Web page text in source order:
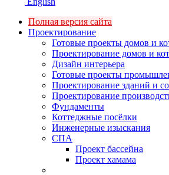
Полная версия сайта
Проектирование
Готовые проекты домов и
Проектирование домов и
Дизайн интерьера
Готовые проекты
Проектирование зданий и
Проектирование
Фундаменты
Коттеджные посёлки
Инженерные изыскания
СПА
Проект бассейна
Проект хамама